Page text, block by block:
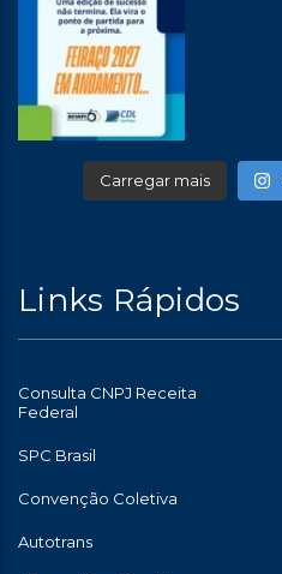
Carregar mais
Links Rápidos
Consulta CNPJ Receita
Federal
SPC Brasil
Convenção Coletiva
Autotrans